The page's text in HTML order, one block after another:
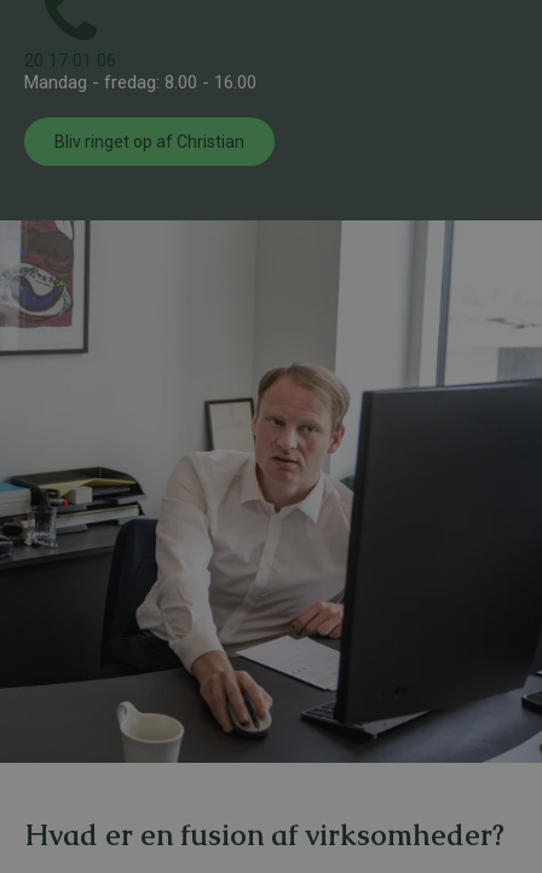
Mandag - fredag: 8.00 - 16.00
Bliv ringet op af Christian
Hvad er en fusion af virksomheder?